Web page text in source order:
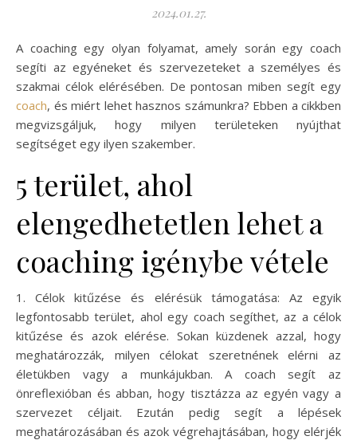
2024.01.27.
A coaching egy olyan folyamat, amely során egy coach
segíti az egyéneket és szervezeteket a személyes és
szakmai célok elérésében. De pontosan miben segít egy
coach, és miért lehet hasznos számunkra? Ebben a cikkben
megvizsgáljuk, hogy milyen területeken nyújthat
segítséget egy ilyen szakember.
5 terület, ahol
elengedhetetlen lehet a
coaching igénybe vétele
1. Célok kitűzése és elérésük támogatása: Az egyik
legfontosabb terület, ahol egy coach segíthet, az a célok
kitűzése és azok elérése. Sokan küzdenek azzal, hogy
meghatározzák, milyen célokat szeretnének elérni az
életükben vagy a munkájukban. A coach segít az
önreflexióban és abban, hogy tisztázza az egyén vagy a
szervezet céljait. Ezután pedig segít a lépések
meghatározásában és azok végrehajtásában, hogy elérjék